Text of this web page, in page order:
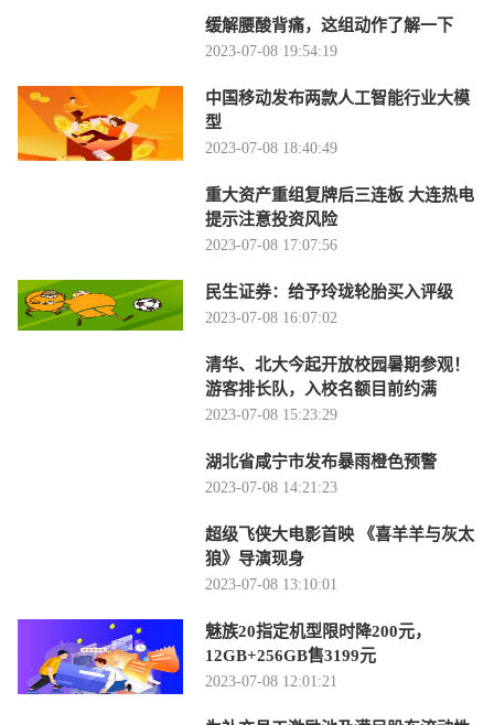
缓解腰酸背痛，这组动作了解一下
2023-07-08 19:54:19
中国移动发布两款人工智能行业大模
型
2023-07-08 18:40:49
重大资产重组复牌后三连板 大连热电
提示注意投资风险
2023-07-08 17:07:56
民生证券：给予玲珑轮胎买入评级
2023-07-08 16:07:02
清华、北大今起开放校园暑期参观！
游客排长队，入校名额目前约满
2023-07-08 15:23:29
湖北省咸宁市发布暴雨橙色预警
2023-07-08 14:21:23
超级飞侠大电影首映 《喜羊羊与灰太
狼》导演现身
2023-07-08 13:10:01
魅族20指定机型限时降200元，
12GB+256GB售3199元
2023-07-08 12:01:21